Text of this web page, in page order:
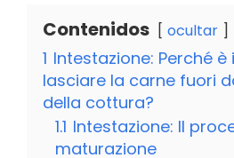
Contenidos ocultar
1 Intestazione: Perché
lasciare la carne fuori
della cottura?
1.1 Intestazione: Il
maturazione